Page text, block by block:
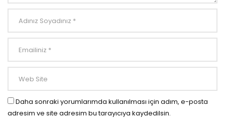
Daha sonraki yorumlarımda kullanılması için adım, e-posta
adresim ve site adresim bu tarayıcıya kaydedilsin.